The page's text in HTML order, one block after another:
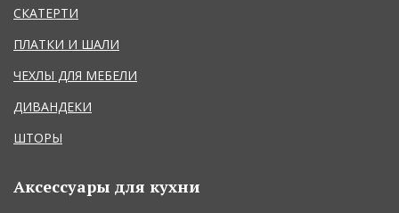
СКАТЕРТИ
ПЛАТКИ И ШАЛИ
ЧЕХЛЫ ДЛЯ МЕБЕЛИ
ДИВАНДЕКИ
ШТОРЫ
Аксессуары для кухни